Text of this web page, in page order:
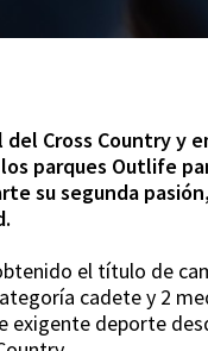
Cross Country y
parques Outlife
su segunda
el título de
cadete y 2
exigente deporte